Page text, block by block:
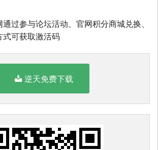
过参与论坛活动、官网积分商城兑换、
式可获取激活码
逆天免费下载